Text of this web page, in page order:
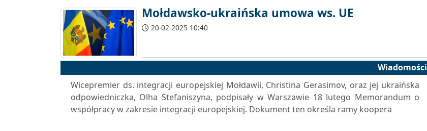
Mołdawsko-ukraińska umowa ws. UE
20-02-2025 10:40
Wiadomości
Wicepremier ds. integracji europejskiej Mołdawii, Christina Gerasimov, oraz jej ukraińska
odpowiedniczka, Olha Stefaniszyna, podpisały w Warszawie 18 lutego Memorandum o
współpracy w zakresie integracji europejskiej. Dokument ten określa ramy koopera